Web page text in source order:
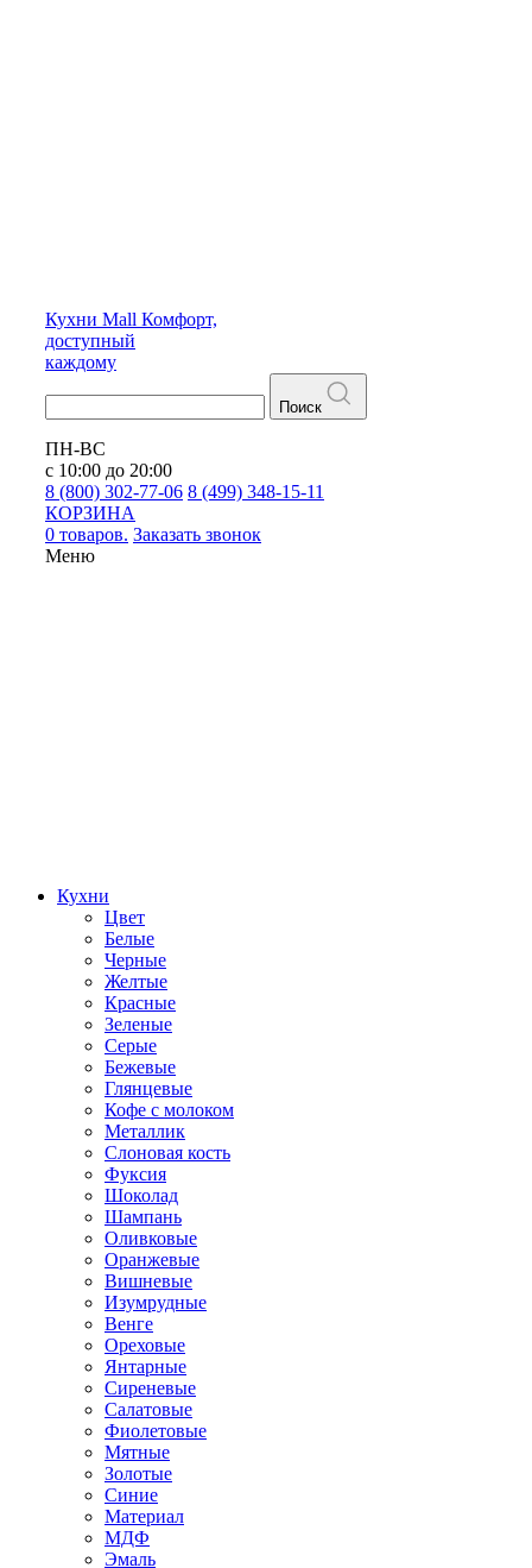
Кухни Mall Комфорт,
доступный
каждому
Поиск
ПН-ВС
с 10:00 до 20:00
8 (800) 302-77-06 8 (499) 348-15-11
КОРЗИНА
0 товаров. Заказать звонок
Меню
Кухни
Цвет
Белые
Черные
Желтые
Красные
Зеленые
Серые
Бежевые
Глянцевые
Кофе с молоком
Металлик
Слоновая кость
Фуксия
Шоколад
Шампань
Оливковые
Оранжевые
Вишневые
Изумрудные
Венге
Ореховые
Янтарные
Сиреневые
Салатовые
Фиолетовые
Мятные
Золотые
Синие
Материал
МДФ
Эмаль